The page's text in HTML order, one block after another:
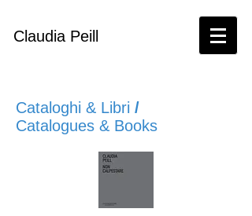
Claudia Peill
Cataloghi & Libri /
Catalogues & Books